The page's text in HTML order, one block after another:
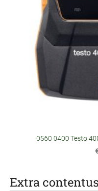
Extra contentus
0560 0400 Testo